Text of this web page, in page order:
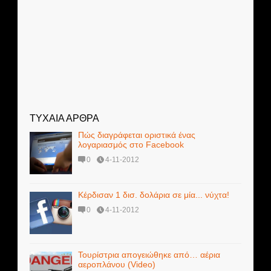
ΤΥΧΑΙΑ ΑΡΘΡΑ
Πώς διαγράφεται οριστικά ένας
λογαριασμός στο Facebook
0 4-11-2012
Κέρδισαν 1 δισ. δολάρια σε μία... νύχτα!
0 4-11-2012
Τουρίστρια απογειώθηκε από… αέρια
αεροπλάνου (Video)